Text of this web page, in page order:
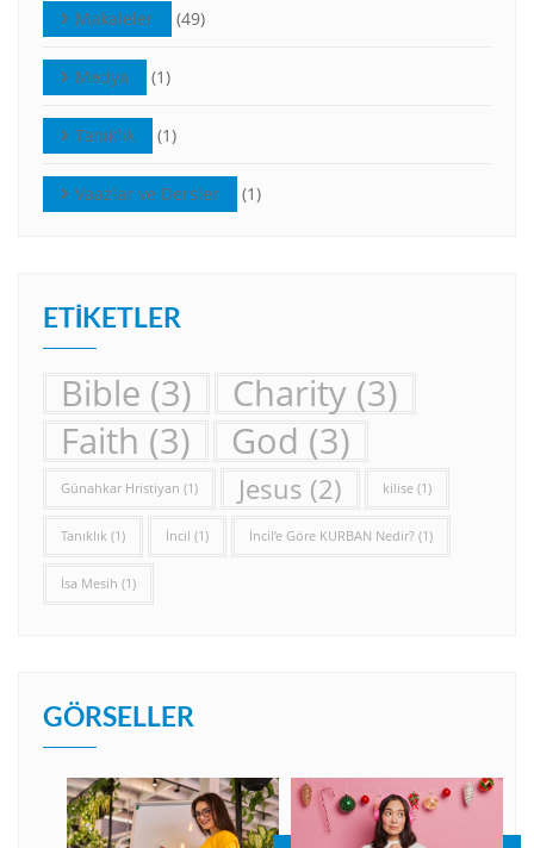
Makaleler (49)
Medya (1)
Tanıklık (1)
Vaazlar ve Dersler (1)
ETIKETLER
Bible (3) Charity (3)
Faith (3) God (3)
Günahkar Hristiyan (1) Jesus (2) kilise (1)
Tanıklık (1) İncil (1) İncil’e Göre KURBAN Nedir? (1)
İsa Mesih (1)
GÖRSELLER